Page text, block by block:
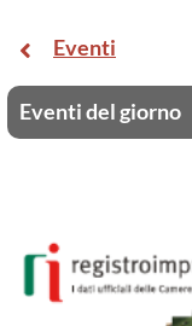
Eventi
Eventi del giorno